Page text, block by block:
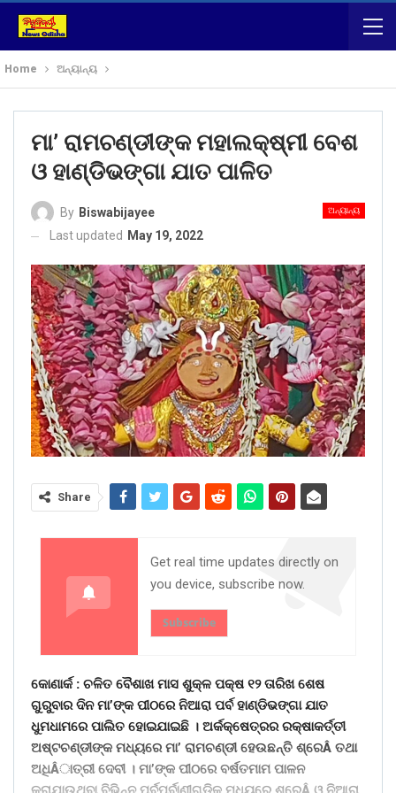
Home ଅନ୍ୟାନ୍ୟ
ମା’ ରାମଚଣ୍ଡୀଙ୍କ ମହାଲକ୍ଷ୍ମୀ ବେଶ
ଓ ହାଣ୍ଡିଭଙ୍ଗା ଯାତ ପାଳିତ
ଅନ୍ୟାନ୍ୟ
By Biswabijayee
Last updated
May 19, 2022
Share
Get real time updates directly on
you device, subscribe now.
Subscribe
କୋଣାର୍କ : ଚଳିତ ବୈଶାଖ ମାସ ଶୁକ୍ଳ ପକ୍ଷ ୧୨ ତାରିଖ ଶେଷ
ଗୁରୁବାର ଦିନ ମା’ଙ୍କ ପୀଠରେ ନିଆରା ପର୍ବ ହାଣ୍ଡିଭଙ୍ଗା ଯାତ
ଧୁମଧାମରେ ପାଲିତ ହୋଇଯାଇଛି । ଅର୍କକ୍ଷେତ୍ରର ରକ୍ଷାକର୍ତ୍ତୀ
ଅଷ୍ଟଚଣ୍ଡୀଙ୍କ ମଧ୍ୟରେ ମା’ ରାମଚଣ୍ଡୀ ହେଉଛନ୍ତି ଶ୍ରେÂ ତଥା
ଅଧିÂାତ୍ରୀ ଦେବୀ । ମା’ଙ୍କ ପୀଠରେ ବର୍ଷତମାମ ପାଳନ